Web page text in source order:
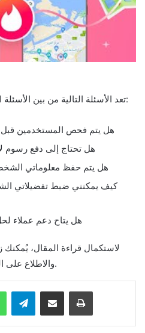
تعد الأسئلة التالية من بين الأسئلة الشائعة حول تطبيقات المواعدة:
هل يتم فحص المستخدمين قبل
هل تحتاج إلى دفع رسوم
هل يتم حفظ معلوماتي
كيف يمكنني ضبط تفضيلاتي
هل يتاح دعم عملاء
لاستكمال قراءة المقال،
والاطلاع على المزيد من المعلومات والتفاصيل.
WhatsAppTelegramShare via Email Print